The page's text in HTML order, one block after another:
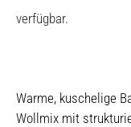
verfügbar.
Warme, kuschelige
Wollmix mit